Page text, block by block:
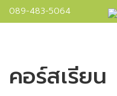
089-483-5064
คอร์สเรียน